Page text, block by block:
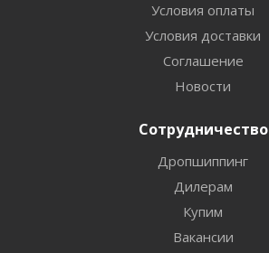
Условия оплаты
Условия доставки
Соглашение
Новости
Сотрудничество
Дропшиппинг
Дилерам
Купим
Вакансии